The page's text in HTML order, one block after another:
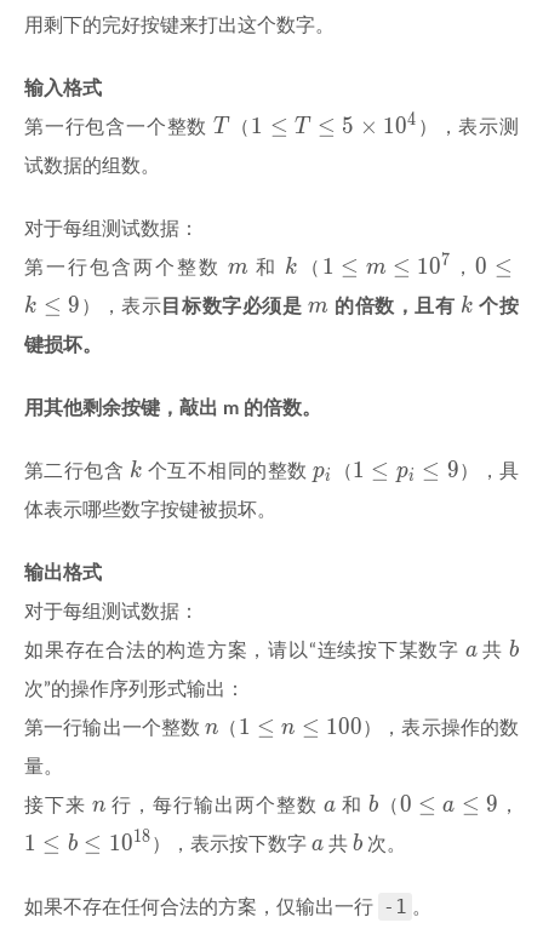
用剩下的完好按键来打出这个数字。
输入格式
第一行包含一个整数 T
T （ 1 \le
1 ≤ T ≤ 5 × 104 ），表示测
试数据的组数。
对于每组测试数据：
第一行包含两个整数m
m 和 k
k （ 1 \le
m
\le
1 ≤ m ≤ 107 ，0
\le
k
0 ≤
k ≤ 9 ），表示 目标数字必须是 m
m 的倍数，且有 k
k 个按
键损坏。
用其他剩余按键，敲出 m 的倍数。
第二行包含 k
k 个互不相同的整数p_i
pi （1
1 ≤ pi ≤ 9），具
体表示哪些数字按键被损坏。
输出格式
对于每组测试数据：
如果存在合法的构造方案，请以“连续按下某数字 a
a共b
b
次”的操作序列形式输出：
第一行输出一个整数n
n （ 1
\le
100
1 ≤ n ≤ 100），表示操作的数
量。
接下来 n
n行，每行输出两个整数 a
a和 b
b（0
9
0 ≤ a ≤ 9 ，
1 ≤ b ≤ 1018 ），表示按下数字 a
a共 b
b次。
如果不存在任何合法的方案，仅输出一行 -1 。